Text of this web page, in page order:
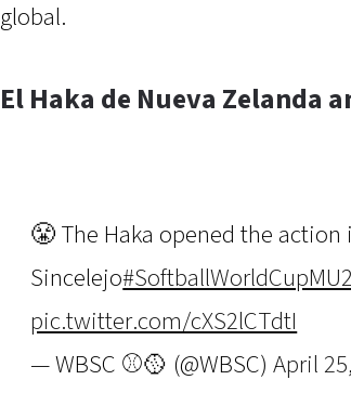
global.
El Haka de Nueva Zelanda
😤 The Haka opened the action
Sincelejo
pic.twitter.com/cXS2lCTdtI
— WBSC ⚾🥎 (@WBSC)April